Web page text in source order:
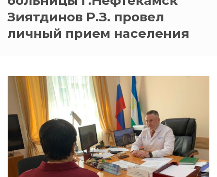
Зиятдинов Р.З. провел
личный прием населения